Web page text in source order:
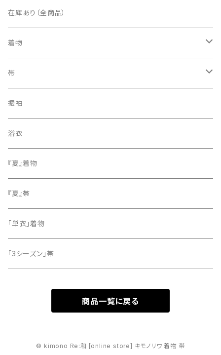
在庫あり（全商品）
着物
訪問着・付下げ
紬
色無地
小紋
留袖
帯
袋帯
名古屋帯
振袖
浴衣
『夏』着物
『夏』帯
「単衣」着物
「3シーズン」帯
商品一覧に戻る
© kimono Re:和 [online store] キモノリワ 着物 帯